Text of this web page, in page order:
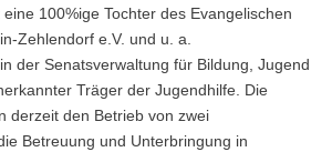
100%ige Tochter des Evangelischen
Zehlendorf e.V. und u. a.
der Senatsverwaltung für Bildung, Jugend
Träger der Jugendhilfe. Die
derzeit den Betrieb von zwei
Betreuung und Unterbringung in